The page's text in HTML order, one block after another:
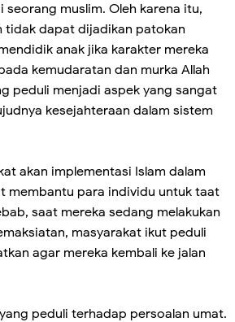
muslim. Oleh karena itu,
tidak dapat dijadikan patokan
anak jika karakter mereka
kemudaratan dan murka Allah
peduli menjadi aspek yang sangat
kesejahteraan dalam sistem
akan implementasi Islam dalam
membantu para individu untuk taat
saat mereka sedang melakukan
masyarakat ikut peduli
agar mereka kembali ke jalan
peduli terhadap persoalan umat.